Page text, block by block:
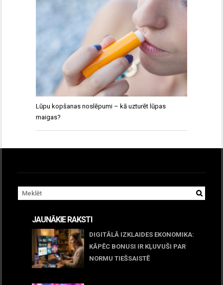
Lūpu kopšanas noslēpumi – kā uzturēt lūpas
maigas?
JAUNĀKIE RAKSTI
DIGITĀLĀ IZKLAIDES EKONOMIKA:
KĀPĒC BONUSI IR KĻUVUŠI PAR
NORMU TIEŠSAISTĒ